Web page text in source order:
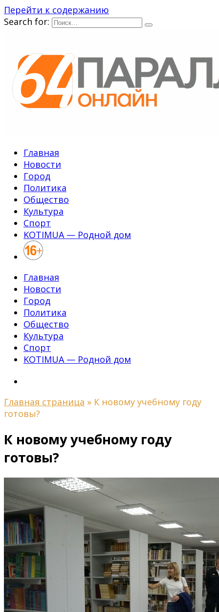
Перейти к содержанию
Search for:
Главная
Новости
Город
Политика
Общество
Культура
Спорт
KOTIMUA — Родной дом
Главная
Новости
Город
Политика
Общество
Культура
Спорт
KOTIMUA — Родной дом
Главная страница » К новому учебному году
готовы?
К новому учебному году
готовы?